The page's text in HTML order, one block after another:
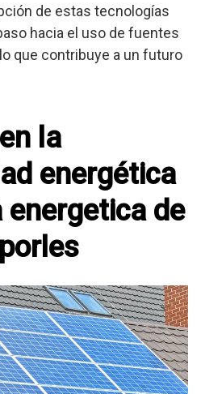
de estas tecnologías
hacia el uso de fuentes
que contribuye a un futuro
la
energética
energetica de